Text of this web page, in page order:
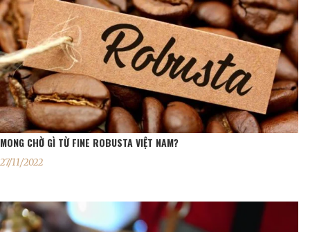
MONG CHỜ GÌ TỪ FINE ROBUSTA VIỆT NAM?
27/11/2022